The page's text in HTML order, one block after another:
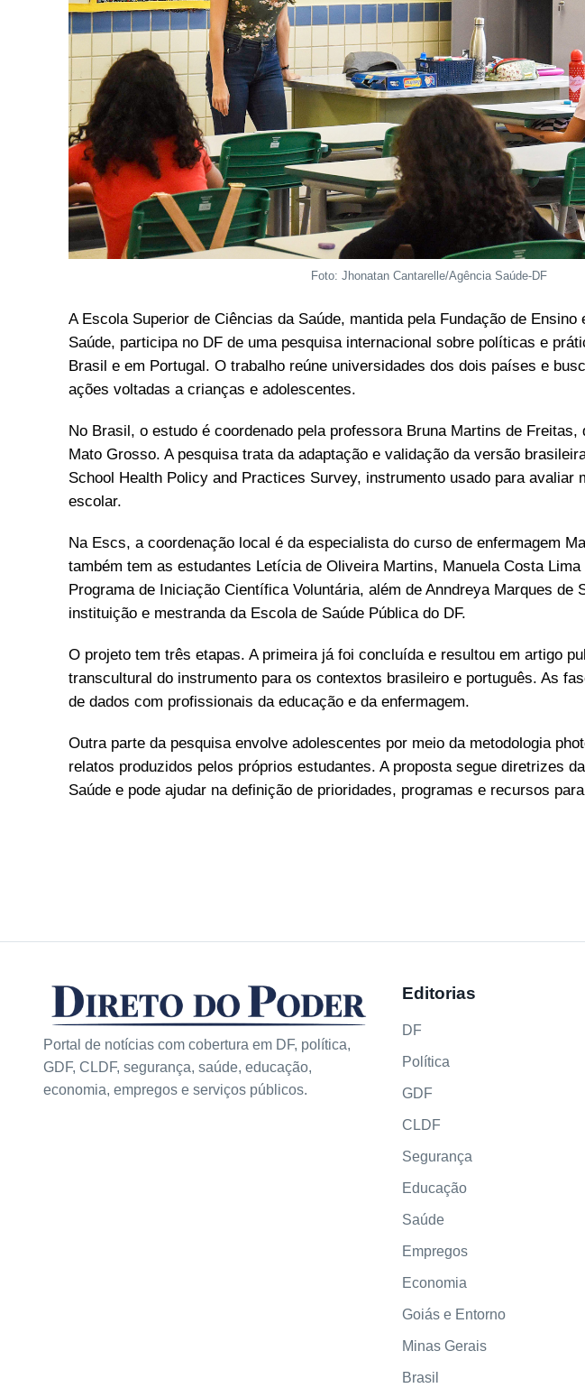
Foto: Jhonatan Cantarelle/Agência Saúde-DF
A Escola Superior de Ciências da Saúde, mantida pela Fundação de
Saúde, participa no DF de uma pesquisa internacional sobre políticas e
Brasil e em Portugal. O trabalho reúne universidades dos dois países e
ações voltadas a crianças e adolescentes.
No Brasil, o estudo é coordenado pela professora Bruna Martins de Freitas,
Mato Grosso. A pesquisa trata da adaptação e validação da versão
School Health Policy and Practices Survey, instrumento usado para avaliar
escolar.
Na Escs, a coordenação local é da especialista do curso de enfermagem
também tem as estudantes Letícia de Oliveira Martins, Manuela Costa
Programa de Iniciação Científica Voluntária, além de Anndreya Marques de
instituição e mestranda da Escola de Saúde Pública do DF.
O projeto tem três etapas. A primeira já foi concluída e resultou em artigo
transcultural do instrumento para os contextos brasileiro e português. As
de dados com profissionais da educação e da enfermagem.
Outra parte da pesquisa envolve adolescentes por meio da metodologia
relatos produzidos pelos próprios estudantes. A proposta segue diretrizes
Saúde e pode ajudar na definição de prioridades, programas e recursos
Portal de notícias com cobertura em DF, política,
GDF, CLDF, segurança, saúde, educação,
economia, empregos e serviços públicos.
Editorias
DF
Política
GDF
CLDF
Segurança
Educação
Saúde
Empregos
Economia
Goiás e Entorno
Minas Gerais
Brasil